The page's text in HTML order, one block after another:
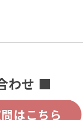
わせ ■
はこちら